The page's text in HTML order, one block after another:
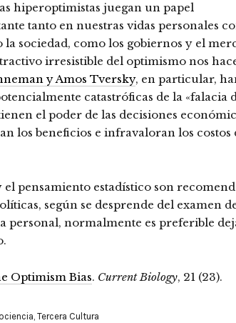
hiperoptimistas juegan un papel
tanto en nuestras vidas personales
sociedad, como los gobiernos y el
irresistible del optimismo nos
y Amos Tversky, en particular,
catastróficas de la «falacia
el poder de las decisiones
los beneficios e infravaloran los costos
pensamiento estadístico son
según se desprende del examen
personal, normalmente es preferible
Optimism Bias. Current Biology, 21 (23).
, Tercera Cultura